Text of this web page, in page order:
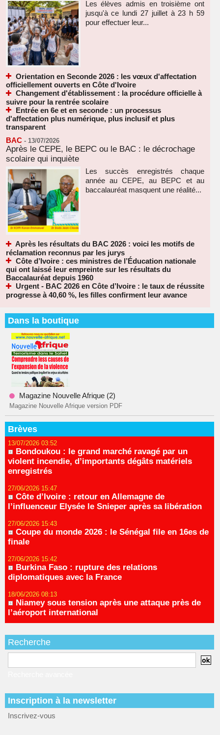
Les élèves admis en troisième ont
jusqu'à ce lundi 27 juillet à 23 h 59
pour effectuer leur...
Orientation en Seconde 2026 : les vœux d'affectation
officiellement ouverts en Côte d'Ivoire
Changement d'établissement : la procédure officielle à
suivre pour la rentrée scolaire
Entrée en 6e et en seconde : un processus
d'affectation plus numérique, plus inclusif et plus
transparent
BAC - 13/07/2026
Après le CEPE, le BEPC ou le BAC : le décrochage
scolaire qui inquiète
Les succès enregistrés chaque
année au CEPE, au BEPC et au
baccalauréat masquent une réalité...
Après les résultats du BAC 2026 : voici les motifs de
réclamation reconnus par les jurys
Côte d’Ivoire : ces ministres de l’Éducation nationale
qui ont laissé leur empreinte sur les résultats du
Baccalauréat depuis 1960
Urgent - BAC 2026 en Côte d’Ivoire : le taux de réussite
progresse à 40,60 %, les filles confirment leur avance
Dans la boutique
Magazine Nouvelle Afrique (2)
Magazine Nouvelle Afrique version PDF
Brèves
13/07/2026 03:52
Bondoukou : le grand marché ravagé par un
violent incendie, d’importants dégâts matériels
enregistrés
27/06/2026 15:47
Côte d’Ivoire : retour en Allemagne de
l’influenceur Elysée le Snieper après sa libération
27/06/2026 15:43
Coupe du monde 2026 : le Sénégal file en 16es de
finale
27/06/2026 15:42
Burkina Faso : rupture des relations
diplomatiques avec la France
18/06/2026 08:13
Niamey sous tension après une attaque près de
l’aéroport international
Recherche
Inscription à la newsletter
Inscrivez-vous